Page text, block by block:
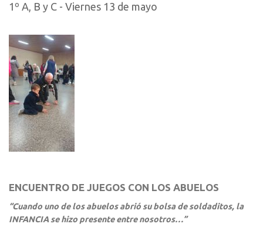
1º A, B y C - Viernes 13 de mayo
ENCUENTRO DE JUEGOS CON LOS ABUELOS
“Cuando uno de los abuelos abrió su bolsa de soldaditos, la
INFANCIA se hizo presente entre nosotros…”